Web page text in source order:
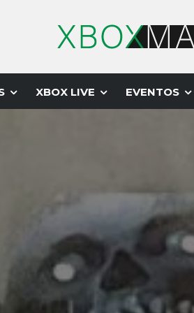
XBOX LIVE EVENTOS